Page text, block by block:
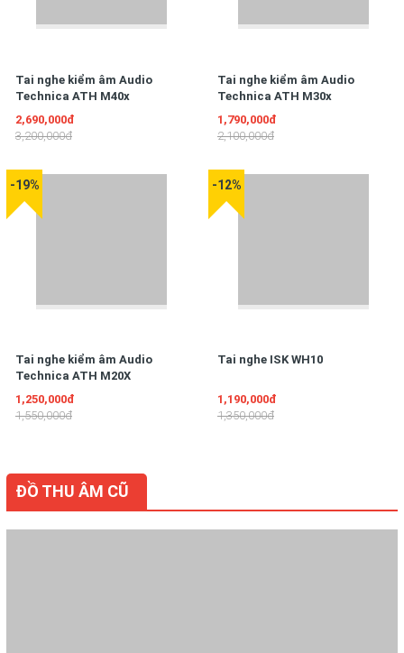
Tai nghe kiểm âm Audio
Technica ATH M40x
2,690,000đ
3,200,000đ
Tai nghe kiểm âm Audio
Technica ATH M30x
1,790,000đ
2,100,000đ
-19%
Tai nghe kiểm âm Audio
Technica ATH M20X
1,250,000đ
1,550,000đ
-12%
Tai nghe ISK WH10
1,190,000đ
1,350,000đ
ĐỒ THU ÂM CŨ